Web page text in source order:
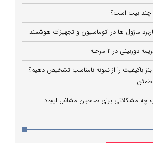
چند بیت است؟
ماژول ها در اتوماسیون و تجهیزات هوشمند
در ۲ مرحله
باکیفیت را از نمونه نامناسب تشخیص دهیم؟
مشکلاتی برای صاحبان مشاغل ایجاد